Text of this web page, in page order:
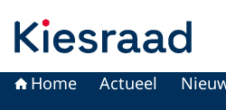
Home Actueel